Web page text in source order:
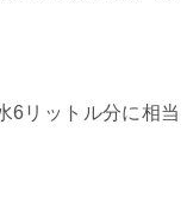
6リットル分に相当